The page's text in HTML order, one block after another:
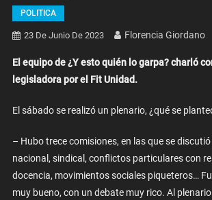
POLITICA
23 De Junio De 2023 Florencia Giordano
El equipo de ¿Y esto quién lo garpa? charló
legisladora por el Fit Unidad.
El sábado se realizó un plenario, ¿qué se
– Hubo trece comisiones, en las que se
nacional, sindical, conflictos particulares con
docencia, movimientos sociales piqueteros…
muy bueno, con un debate muy rico. Al